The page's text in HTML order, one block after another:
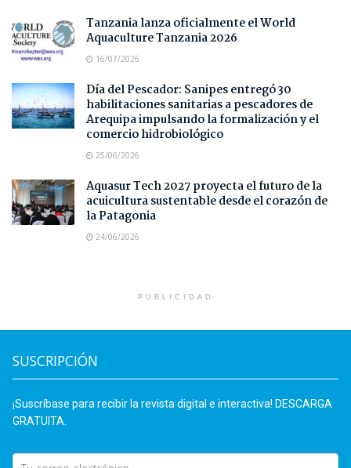
Tanzania lanza oficialmente el World
Aquaculture Tanzania 2026
16/07/2026
Día del Pescador: Sanipes entregó 30
habilitaciones sanitarias a pescadores de
Arequipa impulsando la formalización y el
comercio hidrobiológico
25/06/2026
Aquasur Tech 2027 proyecta el futuro de la
acuicultura sustentable desde el corazón de
la Patagonia
24/06/2026
PUBLICIDAD
SUSCRIPCIÓN
¡Suscríbase para recibir la revista digital e interactiva! DESCARGA
GRATUITA.